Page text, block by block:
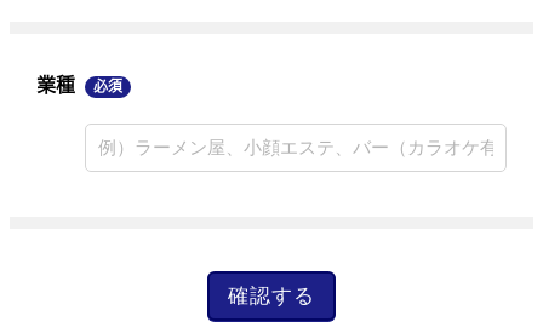
業種 必須
確認する